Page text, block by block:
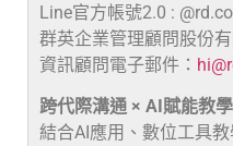
Line官方帳號2.0 :
群英企業管理顧問股份
資訊顧問電子郵件：
跨代際溝通 × AI賦能教學
結合AI應用、數位工具